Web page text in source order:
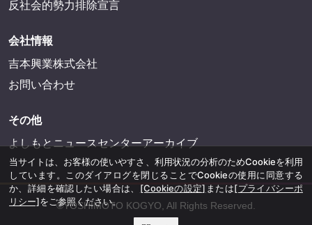
反社会的勢力排除宣言
会社情報
吉本興業株式会社
お問い合わせ
その他
よしもとニュースセンターアーカイブ
©YOSHIMOTO KOGYO, All Rights Reserved.
当サイトは、お客様の使いやすさ、利用状況の分析のためCookieを利用
しています。このダイアログを閉じることでCookieの使用に同意する
か、詳細を確認したい場合は、 [Cookieの設定] または[プライバシーポ
リシー]をご参照ください。